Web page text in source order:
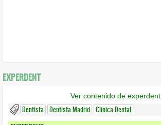
EXPERDENT
Ver contenido de experdent
Dentista Dentista Madrid Clinica Dental